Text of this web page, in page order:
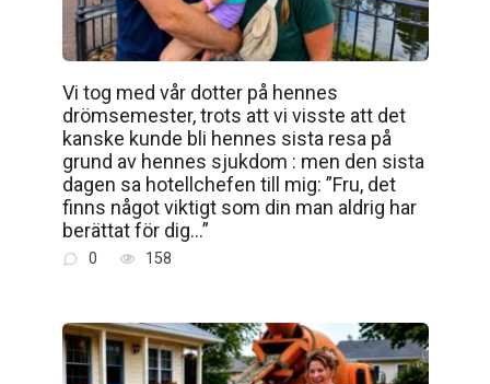
Vi tog med vår dotter på hennes
drömsemester, trots att vi visste att det
kanske kunde bli hennes sista resa på
grund av hennes sjukdom : men den sista
dagen sa hotellchefen till mig: ”Fru, det
finns något viktigt som din man aldrig har
berättat för dig…”
0 158